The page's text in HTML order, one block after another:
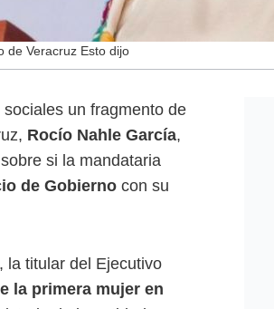
de Veracruz Esto dijo
un fragmento de
Rocío Nahle García,
si la mandataria
de Gobierno con su
la titular del Ejecutivo
la primera mujer en